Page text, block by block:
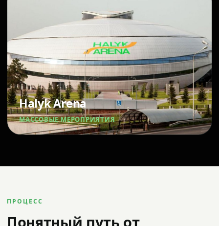
Halyk Arena
МАССОВЫЕ МЕРОПРИЯТИЯ
ПРОЦЕСС
Понятный путь от